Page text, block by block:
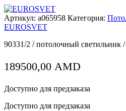
Артикул: a065958 Категория:
EUROSVET
90331/2 / потолочный светильник
189500,00 AMD
Доступно для предзаказа
Доступно для предзаказа